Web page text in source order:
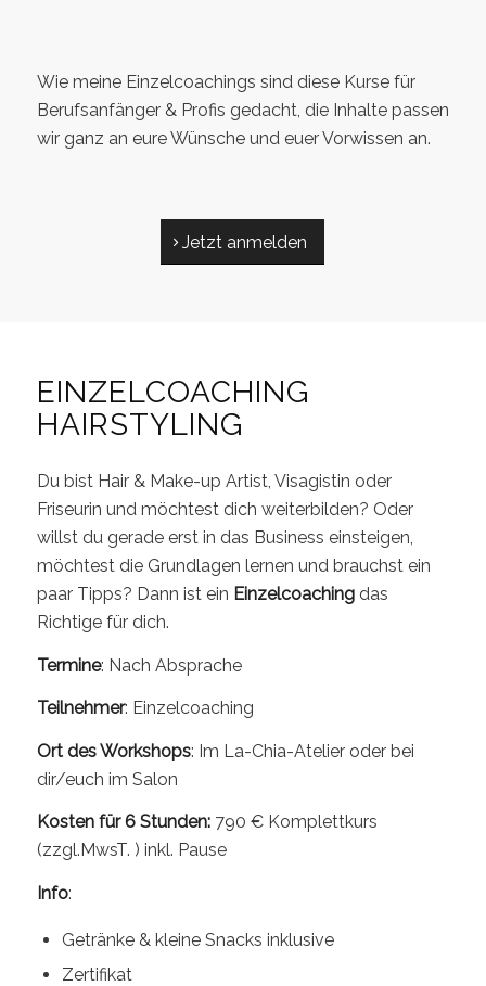
Wie meine Einzelcoachings sind diese Kurse für
Berufsanfänger & Profis gedacht, die Inhalte passen
wir ganz an eure Wünsche und euer Vorwissen an.
Jetzt anmelden
EINZELCOACHING
HAIRSTYLING
Du bist Hair & Make-up Artist, Visagistin oder
Friseurin und möchtest dich weiterbilden? Oder
willst du gerade erst in das Business einsteigen,
möchtest die Grundlagen lernen und brauchst ein
paar Tipps? Dann ist ein Einzelcoachingdas
Richtige für dich.
Termine: Nach Absprache
Teilnehmer: Einzelcoaching
Ort des Workshops: Im La-Chia-Atelier oder bei
dir/euch im Salon
Kosten für 6 Stunden:790 € Komplettkurs
(zzgl.MwsT. ) inkl. Pause
Info:
Getränke & kleine Snacks inklusive
Zertifikat